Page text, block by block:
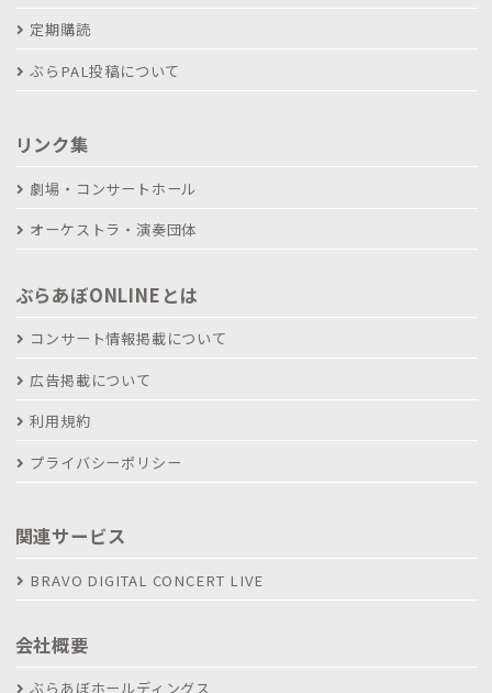
定期購読
ぶらPAL投稿について
リンク集
劇場・コンサートホール
オーケストラ・演奏団体
ぶらあぼONLINEとは
コンサート情報掲載について
広告掲載について
利用規約
プライバシーポリシー
関連サービス
BRAVO DIGITAL CONCERT LIVE
会社概要
ぶらあぼホールディングス